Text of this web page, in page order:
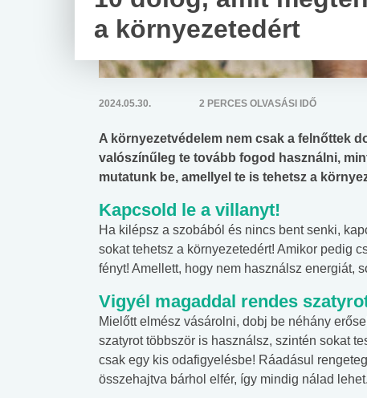
a környezetedért
2024.05.30. 2 PERCES OLVASÁSI IDŐ
A környezetvédelem nem csak a felnőttek
valószínűleg te tovább fogod használni,
mutatunk be, amellyel te is tehetsz a
Kapcsold le a villanyt!
Ha kilépsz a szobából és nincs bent senki,
sokat tehetsz a környezetedért! Amikor pedig
fényt! Amellett, hogy nem használsz energiát,
Vigyél magaddal rendes
Mielőtt elmész vásárolni, dobj be néhány
szatyrot többször is használsz, szintén sokat
csak egy kis odafigyelésbe! Ráadásul
összehajtva bárhol elfér, így mindig nálad lehet.